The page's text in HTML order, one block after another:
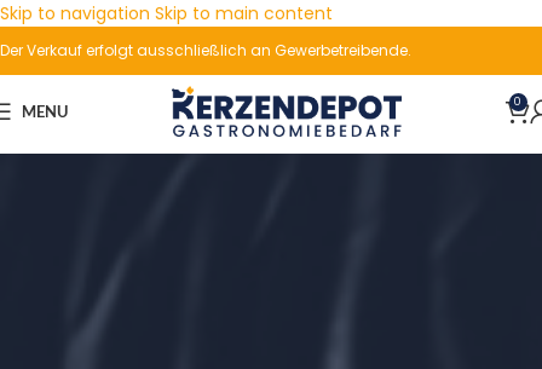
Skip to navigation Skip to main content
Der Verkauf erfolgt ausschließlich an Gewerbetreibende.
MENU 0